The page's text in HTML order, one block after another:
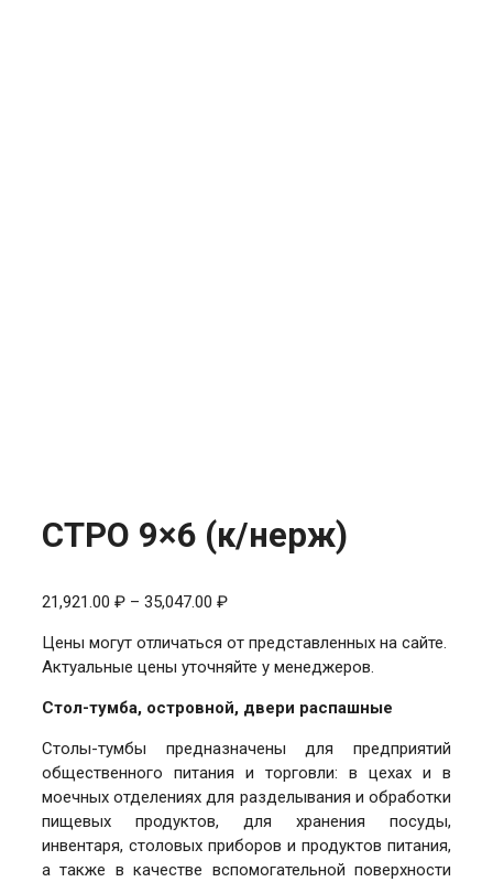
СТРО 9×6 (к/нерж)
21,921.00 ₽ – 35,047.00 ₽Диапазон
21,921.00 ₽
–
35,047.00 ₽
Цены могут отличаться от представленных на сайте.
Актуальные цены уточняйте у менеджеров.
Стол-тумба, островной, двери распашные
Столы-тумбы предназначены для предприятий
общественного питания и торговли: в цехах и в
моечных отделениях для разделывания и обработки
пищевых продуктов, для хранения посуды,
инвентаря, столовых приборов и продуктов питания,
а также в качестве вспомогательной поверхности